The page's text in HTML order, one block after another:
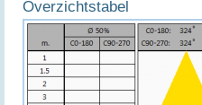
Overzichtstabel